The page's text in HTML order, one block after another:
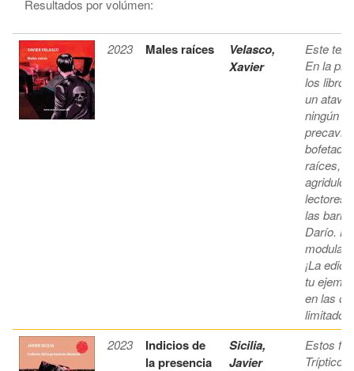
Resultados por volúmen:
2023 Males raíces
Velasco,
Xavier
Este
En la
los
un
ningún
bofetada
raíces,
lectores
las
Darío.
modular
¡La
tu
en las
limitado
2023
Indicios de
la presencia
Sicilia,
Javier
Estos
Tríptico